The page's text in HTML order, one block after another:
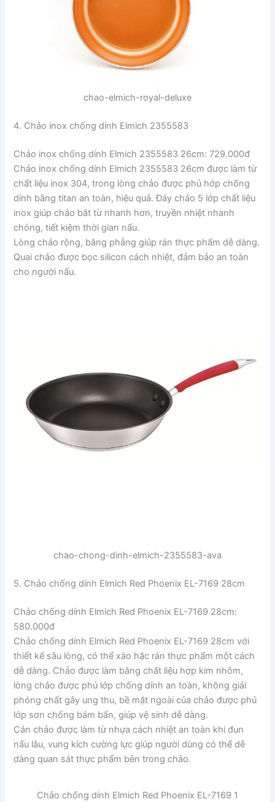
chao-elmich-royal-deluxe
4. Chảo inox chống dính Elmich 2355583
Chảo inox chống dính Elmich 2355583 26cm: 729.000đ
Chảo inox chống dính Elmich 2355583 26cm được làm từ
chất liệu inox 304, trong lòng chảo được phủ hớp chống
dính bằng titan an toàn, hiệu quả. Đáy chảo 5 lớp chất liệu
inox giúp chảo bắt từ nhanh hơn, truyền nhiệt nhanh
chóng, tiết kiệm thời gian nấu.
Lòng chảo rộng, bằng phẳng giúp rán thực phẩm dễ dàng.
Quai chảo được bọc silicon cách nhiệt, đảm bảo an toàn
cho người nấu.
chao-chong-dinh-elmich-2355583-ava
5. Chảo chống dính Elmich Red Phoenix EL-7169 28cm
Chảo chống dính Elmich Red Phoenix EL-7169 28cm:
580.000đ
Chảo chống dính Elmich Red Phoenix EL-7169 28cm với
thiết kế sâu lòng, có thể xào hặc rán thực phẩm một cách
dễ dàng. Chảo được làm bằng chất liệu hợp kim nhôm,
lòng chảo được phủ lớp chống dính an toàn, không giải
phóng chất gây ung thu, bề mặt ngoài của chảo được phủ
lớp sơn chống bám bẩn, giúp vệ sinh dễ dàng.
Cán chảo được làm từ nhựa cách nhiệt an toàn khi đun
nấu lâu, vung kích cường lực giúp người dùng có thể dễ
dàng quan sát thực phẩm bên trong chảo.
Chảo chống dính Elmich Red Phoenix EL-7169 1